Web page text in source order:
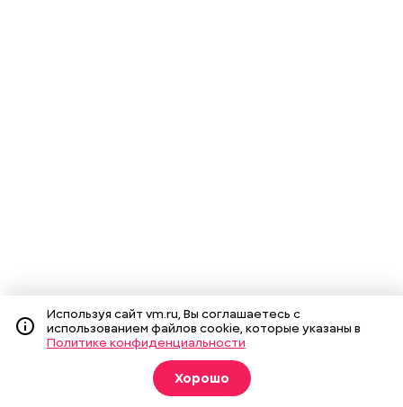
Используя сайт vm.ru, Вы соглашаетесь с
использованием файлов cookie, которые указаны в
Политике конфиденциальности
Хорошо